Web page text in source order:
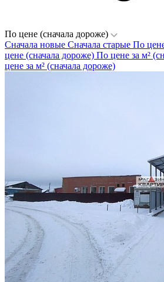
По цене (сначала дороже)
Сначала новые Сначала старые По
цене (сначала дороже) По цене за м²
цене за м² (сначала дороже)